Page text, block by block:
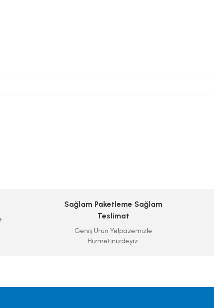
Sağlam Paketleme Sağlam
Teslimat
Geniş Ürün Yelpazemizle
Hizmetinizdeyiz.